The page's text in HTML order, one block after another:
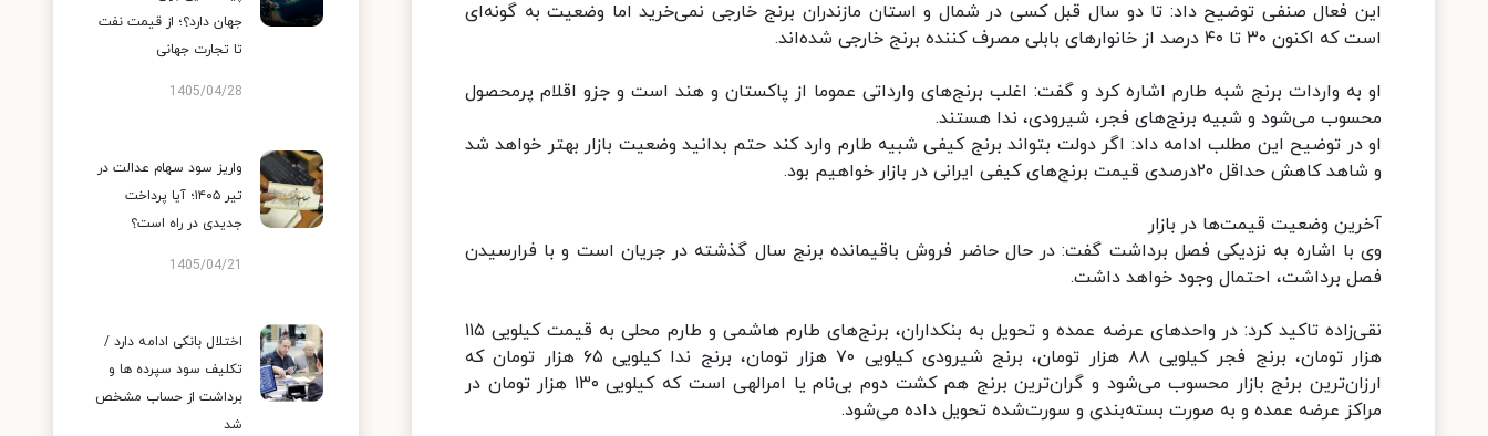
این فعال صنفی توضیح داد: تا دو سال قبل کسی در شمال و استان مازندران برنج خارجی نمی‌خرید اما وضعیت به گونه‌ای
است که اکنون ۳۰ تا ۴۰ درصد از خانوارهای بابلی مصرف کننده برنج خارجی شده‌اند.
او به واردات برنج شبه طارم اشاره کرد و گفت: اغلب برنج‌های وارداتی عموما از پاکستان و هند است و جزو اقلام پرمحصول
محسوب می‌شود و شبیه برنج‌های فجر، شیرودی، ندا هستند.
او در توضیح این مطلب ادامه داد: اگر دولت بتواند برنج کیفی شبیه طارم وارد کند حتم بدانید وضعیت بازار بهتر خواهد شد
و شاهد کاهش حداقل ۲۰درصدی قیمت برنج‌های کیفی ایرانی در بازار خواهیم بود.
آخرین وضعیت قیمت‌ها در بازار
وی با اشاره به نزدیکی فصل برداشت گفت: در حال حاضر فروش باقیمانده برنج سال گذشته در جریان است و با فرارسیدن
فصل برداشت، احتمال وجود خواهد داشت.
نقی‌زاده تاکید کرد: در واحدهای عرضه عمده و تحویل به بنکداران، برنج‌های طارم هاشمی و طارم محلی به قیمت کیلویی ۱۱۵
هزار تومان، برنج فجر کیلویی ۸۸ هزار تومان، برنج شیرودی کیلویی ۷۰ هزار تومان، برنج ندا کیلویی ۶۵ هزار تومان که
ارزان‌ترین برنج بازار محسوب می‌شود و گران‌ترین برنج هم کشت دوم بی‌نام یا امرالهی است که کیلویی ۱۳۰ هزار تومان در
مراکز عرضه عمده و به صورت بسته‌بندی و سورت‌شده تحویل داده می‌شود.
جهان دارد؟؛ از قیمت نفت
تا تجارت جهانی
1405/04/28
واریز سود سهام عدالت در
تیر ۱۴۰۵؛ آیا پرداخت
جدیدی در راه است؟
1405/04/21
اختلال بانکی ادامه دارد /
تکلیف سود سپرده ها و
برداشت از حساب مشخص
شد